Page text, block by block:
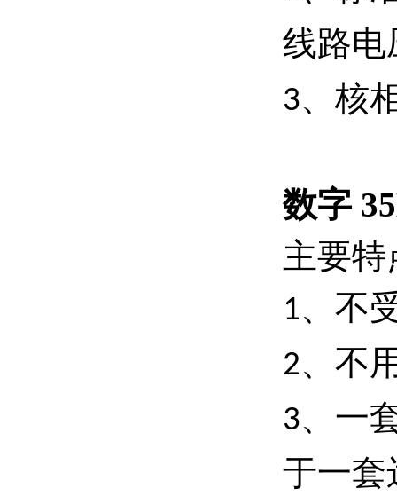
线路电
3、核
数字
主要特
1、不
2、不
3、一
于一套